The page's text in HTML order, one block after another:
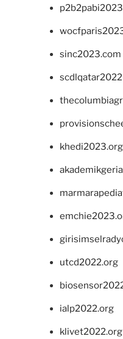
sinc2023.com
khedi2023.org
utcd2022.org
ialp2022.org
klivet2022.org